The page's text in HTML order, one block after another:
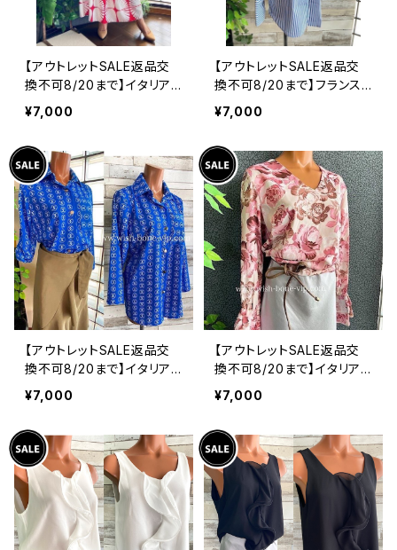
【アウトレットSALE返品交
換不可8/20まで】イタリア
製インポート セットアップド
レス｜ロングスカート＆カッ
y/ホワイト＆レッド(S)(M)
(L)(XL)
¥7,000
【アウトレットSALE返品交
換不可8/20まで】フランス
インポート・BIGシャツ｜ピ
ンストライプ デザインシャ
ロングシャツ/ブルー
¥7,000
【アウトレットSALE返品交
換不可8/20まで】イタリア
製シャツ・ブラウス・トップス
｜Made in ITALY｜ロール
ャツ/ブルー
¥7,000
【アウトレットSALE返品交
換不可8/20まで】イタリア
製トップス｜ Made in ITA
LY｜フリル長袖 ロマンテ
プス/ピンク-SALE
¥7,000